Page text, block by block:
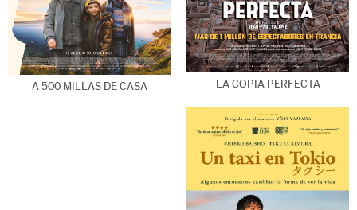
A 500 MILLAS DE CASA LA COPIA PERFECTA